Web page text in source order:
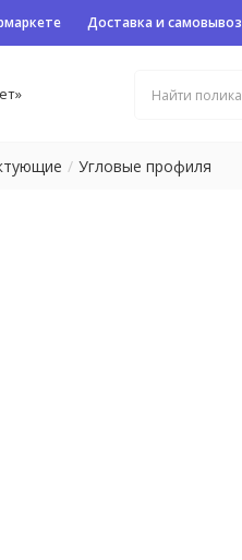
Доставка и самовывоз
Угловые профиля